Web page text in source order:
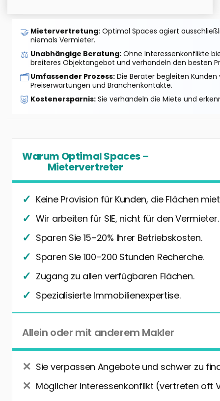
🤝 Mietervertretung: Optimal Spaces agiert
niemals Vermieter.
⚖️ Unabhängige Beratung: Ohne Interessenkonflikte
breiteres Objektangebot und verhandeln den besten
🗂️Umfassender Prozess: Die Berater begleiten Kunden
Preiserwartungen und Branchenkontakte.
🐷 Kostenersparnis: Sie verhandeln die Miete und
Warum Optimal Spaces –
Mietervertreter
Keine Provision für Kunden, die Flächen
Wir arbeiten für SIE, nicht für den Vermieter.
Sparen Sie 15–20% Ihrer Betriebskosten.
Sparen Sie 100–200 Stunden Recherche.
Zugang zu allen verfügbaren Flächen.
Spezialisierte Immobilienexpertise.
Allein oder mit anderem Makler
Sie verpassen Angebote und schwer zu
Möglicher Interessenkonflikt (vertreten oft